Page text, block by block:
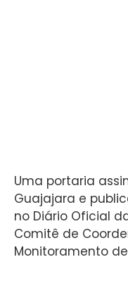
Uma portaria
Guajajara e
no Diário Oficial
Comitê de
Monitoramento